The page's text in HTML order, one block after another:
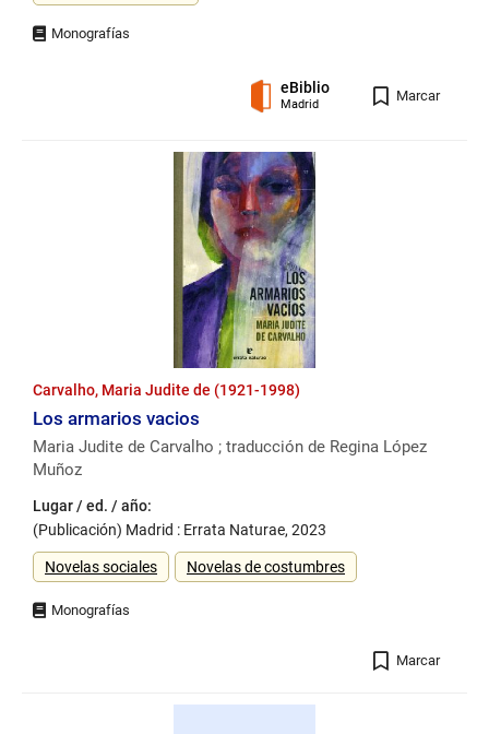
eBiblio
Madrid
Marcar
Carvalho, Maria Judite de (1921-1998)
Los armarios vacios
Maria Judite de Carvalho ; traducción de Regina López
Muñoz
Lugar / ed. / año:
(Publicación) Madrid : Errata Naturae, 2023
Género
Novelas sociales Novelas de costumbres
Marcar